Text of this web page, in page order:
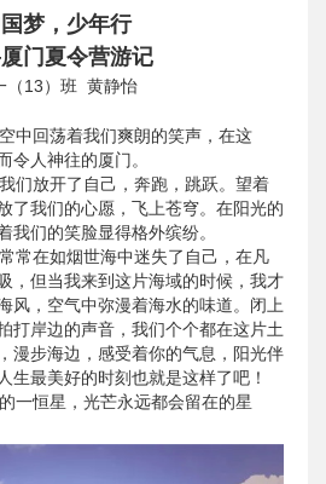
梦，少年行
门夏令营游记
（13）班 黄静怡
中回荡着我们爽朗的笑声，在这
令人神往的厦门。
们放开了自己，奔跑，跳跃。望着
了我们的心愿，飞上苍穹。在阳光的
我们的笑脸显得格外缤纷。
常在如烟世海中迷失了自己，在凡
，但当我来到这片海域的时候，我才
风，空气中弥漫着海水的味道。闭上
打岸边的声音，我们个个都在这片土
漫步海边，感受着你的气息，阳光伴
生最美好的时刻也就是这样了吧！
一恒星，光芒永远都会留在的星